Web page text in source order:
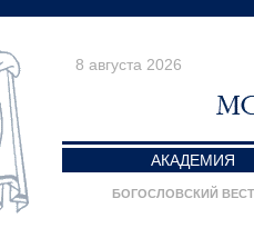
8 августа 2026
АКАДЕМИЯ
БОГОСЛОВСКИЙ